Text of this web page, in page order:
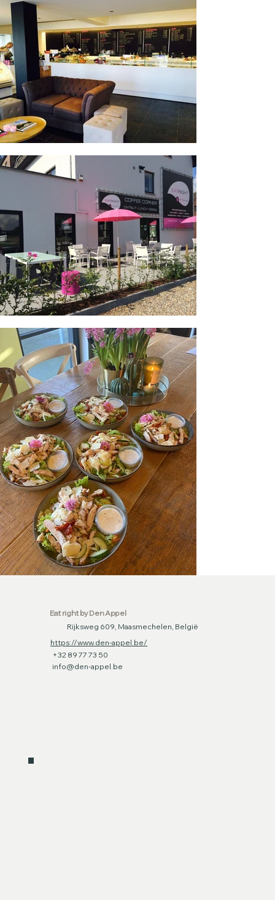
Eat right by Den Appel
Rijksweg 609, Maasmechelen, België
https://www.den-appel.be/
+32 89 77 73 50
info@den-appel.be